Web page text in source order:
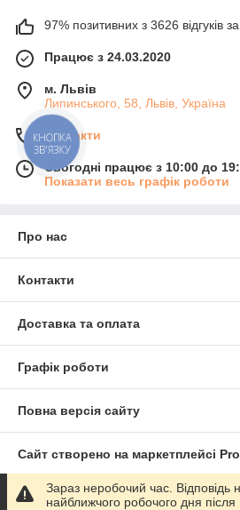
97% позитивних з 3626 відгуків за
Працює з 24.03.2020
м. Львів
Липинського, 58, Львів, Україна
Контакти
Сьогодні працює з 10:00 до
Показати весь графік роботи
Про нас
Контакти
Доставка та оплата
Графік роботи
Повна версія сайту
Сайт створено на маркетплейсі
Політика конфіденційності
Зараз неробочий час.
найближчого робочого дня після
КНОПКА
ЗВ'ЯЗКУ